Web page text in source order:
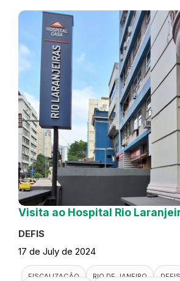
Visita ao Hospital Rio
DEFIS
17 de July de 2024
FISCALIZAÇÃO RIO DE JANEIRO
DEFIS